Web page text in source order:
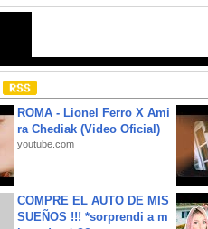
ROMA - Lionel Ferro X Ami
ra Chediak (Video Oficial)
youtube.com
COMPRE EL AUTO DE MIS
SUEÑOS !!! *sorprendi a m